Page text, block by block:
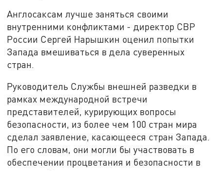
Англосаксам лучше заняться своими
внутренними конфликтами - директор СВР
России Сергей Нарышкин оценил попытки
Запада вмешиваться в дела суверенных
стран.
Руководитель Службы внешней разведки в
рамках международной встречи
представителей, курирующих вопросы
безопасности, из более чем 100 стран мира
сделал заявление, касающееся стран Запада.
По его словам, они могли бы участвовать в
обеспечении процветания и безопасности в